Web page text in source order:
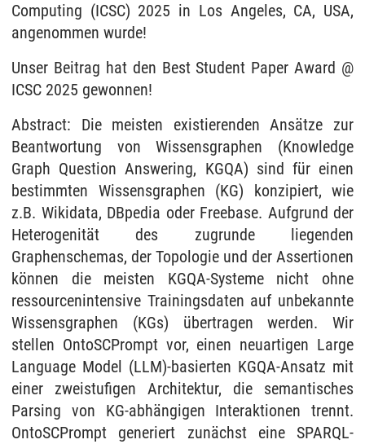
Computing (ICSC) 2025 in Los Angeles, CA, USA,
angenommen wurde!
Unser Beitrag hat den Best Student Paper Award @
ICSC 2025 gewonnen!
Abstract: Die meisten existierenden Ansätze zur
Beantwortung von Wissensgraphen (Knowledge
Graph Question Answering, KGQA) sind für einen
bestimmten Wissensgraphen (KG) konzipiert, wie
z.B. Wikidata, DBpedia oder Freebase. Aufgrund der
Heterogenität des zugrunde liegenden
Graphenschemas, der Topologie und der Assertionen
können die meisten KGQA-Systeme nicht ohne
ressourcenintensive Trainingsdaten auf unbekannte
Wissensgraphen (KGs) übertragen werden. Wir
stellen OntoSCPrompt vor, einen neuartigen Large
Language Model (LLM)-basierten KGQA-Ansatz mit
einer zweistufigen Architektur, die semantisches
Parsing von KG-abhängigen Interaktionen trennt.
OntoSCPrompt generiert zunächst eine SPARQL-